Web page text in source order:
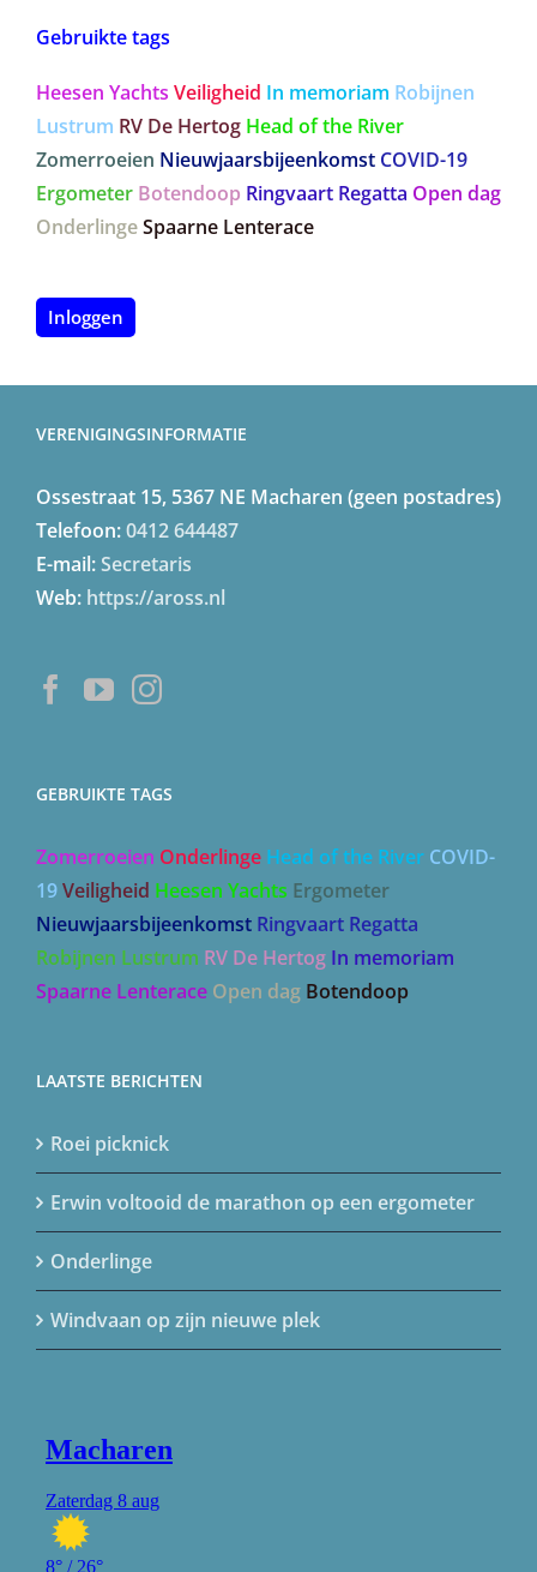
Gebruikte tags
Heesen Yachts Veiligheid In memoriam Robijnen
Lustrum RV De Hertog Head of the River
Zomerroeien Nieuwjaarsbijeenkomst COVID-19
Ergometer Botendoop Ringvaart Regatta Open dag
OnderlingeSpaarne Lenterace
Inloggen
VERENIGINGSINFORMATIE
Ossestraat 15, 5367 NE Macharen (geen postadres)
Telefoon:0412 644487
E-mail:Secretaris
Web: https://aross.nl
GEBRUIKTE TAGS
Zomerroeien Onderlinge Head of the River COVID-
19Veiligheid Heesen Yachts Ergometer
Nieuwjaarsbijeenkomst Ringvaart Regatta
Robijnen Lustrum RV De Hertog In memoriam
Spaarne Lenterace Open dag Botendoop
LAATSTE BERICHTEN
Roei picknick
Erwin voltooid de marathon op een ergometer
Onderlinge
Windvaan op zijn nieuwe plek